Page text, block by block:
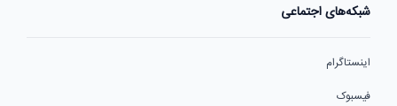
شبکه‌های اجتماعی
اینستاگرام
فیسبوک